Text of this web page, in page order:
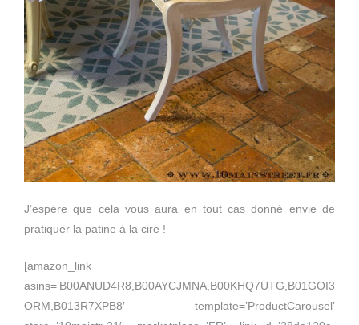
J’espère que cela vous aura en tout cas donné envie de
pratiquer la patine à la cire !
[amazon_link
asins=’B00ANUD4R8,B00AYCJMNA,B00KHQ7UTG,B01GOI3
ORM,B013R7XPB8′ template=’ProductCarousel’